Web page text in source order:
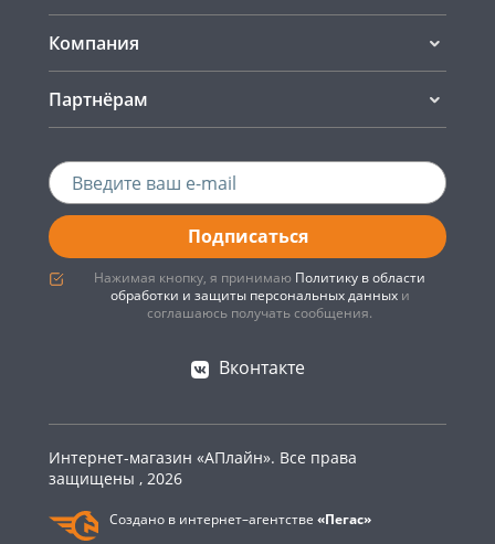
Компания
Партнёрам
Подписаться
Нажимая кнопку, я принимаю Политику в области
обработки и защиты персональных данныхи
соглашаюсь получать сообщения.
Вконтакте
Интернет-магазин «АПлайн». Все права
защищены , 2026
Создано в интернет–агентстве «Пегас»